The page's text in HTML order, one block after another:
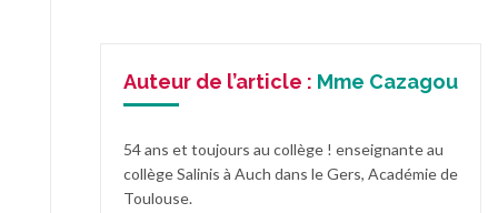
Auteur de l’article : Mme Cazagou
54 ans et toujours au collège ! enseignante au
collège Salinis à Auch dans le Gers, Académie de
Toulouse.